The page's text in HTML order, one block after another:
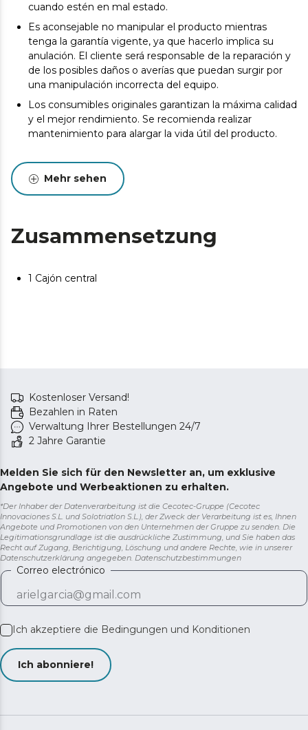
cuando estén en mal estado.
Es aconsejable no manipular el producto mientras
tenga la garantía vigente, ya que hacerlo implica su
anulación. El cliente será responsable de la reparación y
de los posibles daños o averías que puedan surgir por
una manipulación incorrecta del equipo.
Los consumibles originales garantizan la máxima calidad
y el mejor rendimiento. Se recomienda realizar
mantenimiento para alargar la vida útil del producto.
Mehr sehen
Zusammensetzung
1 Cajón central
Kostenloser Versand!
Bezahlen in Raten
Verwaltung Ihrer Bestellungen 24/7
2 Jahre Garantie
Melden Sie sich für den Newsletter an, um exklusive
Angebote und Werbeaktionen zu erhalten.
*Der Inhaber der Datenverarbeitung ist die Cecotec-Gruppe (Cecotec
Innovaciones S.L. und Solotriatlon S.L.), der Zweck der Verarbeitung ist es, Ihnen
Angebote und Promotionen von den Unternehmen der Gruppe zu senden. Die
Legitimationsgrundlage ist die ausdrückliche Zustimmung, und Sie haben das
Recht auf Zugang, Berichtigung, Löschung und andere Rechte, wie in unserer
Datenschutzerklärung angegeben. Datenschutzbestimmungen
Correo electrónico
Ich akzeptiere die Bedingungen und Konditionen
Ich abonniere!